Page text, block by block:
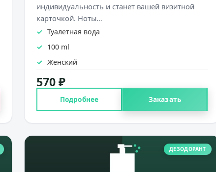
индивидуальность и станет вашей визитной
карточкой. Ноты…
Туалетная вода
100 ml
Женский
570 ₽
Подробнее Заказать
ДЕЗОДОРАНТ